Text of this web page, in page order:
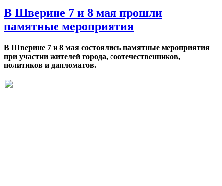
В Шверине 7 и 8 мая прошли
памятные мероприятия
В Шверине 7 и 8 мая состоялись памятные мероприятия
при участии жителей города, соотечественников,
политиков и дипломатов.